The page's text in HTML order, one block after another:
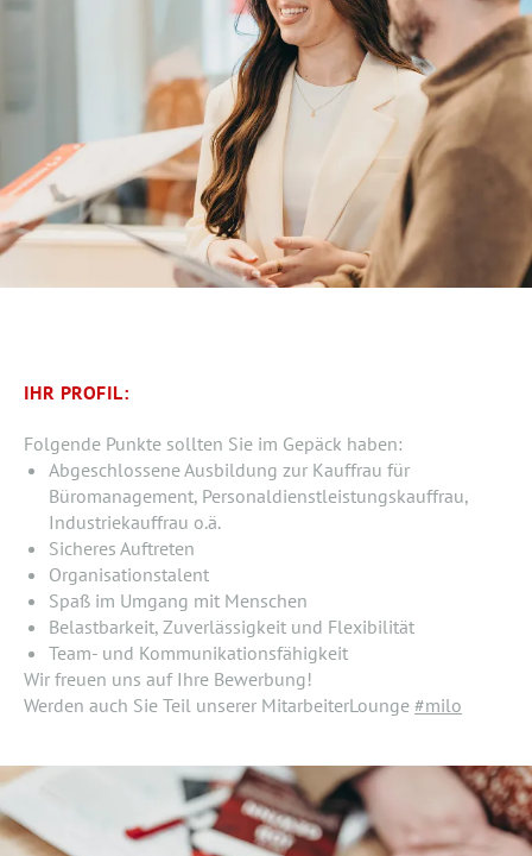
IHR PROFIL:
Folgende Punkte sollten Sie im Gepäck haben:
Abgeschlossene Ausbildung zur Kauffrau für
Büromanagement, Personaldienstleistungskauffrau,
Industriekauffrau o.ä.
Sicheres Auftreten
Organisationstalent
Spaß im Umgang mit Menschen
Belastbarkeit, Zuverlässigkeit und Flexibilität
Team- und Kommunikationsfähigkeit
Wir freuen uns auf Ihre Bewerbung!
Werden auch Sie Teil unserer MitarbeiterLounge #milo